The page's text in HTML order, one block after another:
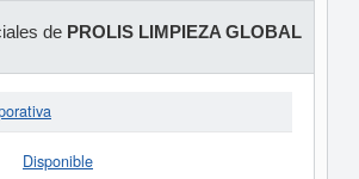
de PROLIS LIMPIEZA GLOBAL
Disponible